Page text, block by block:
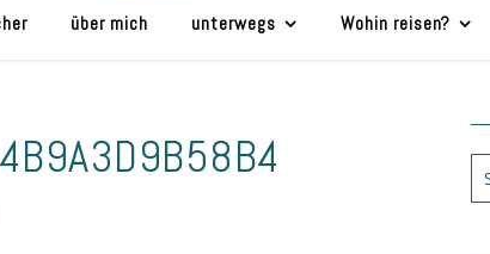
über mich unterwegs Wohin reisen?